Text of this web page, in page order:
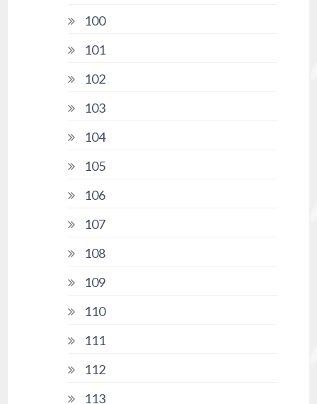
100
101
102
103
104
105
106
107
108
109
110
111
112
113